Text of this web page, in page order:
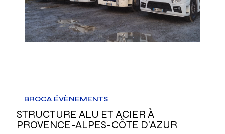
BROCA ÉVÈNEMENTS
STRUCTURE ALU ET ACIER À
PROVENCE-ALPES-CÔTE D'AZUR